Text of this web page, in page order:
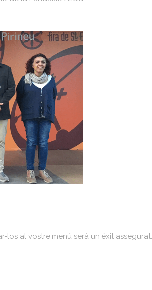
al vostre menú serà un éxit assegurat.